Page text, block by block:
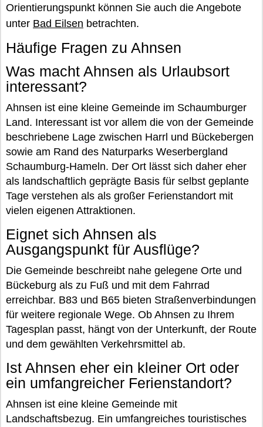
Orientierungspunkt können Sie auch die Angebote
unter Bad Eilsen betrachten.
Häufige Fragen zu Ahnsen
Was macht Ahnsen als Urlaubsort
interessant?
Ahnsen ist eine kleine Gemeinde im Schaumburger
Land. Interessant ist vor allem die von der Gemeinde
beschriebene Lage zwischen Harrl und Bückebergen
sowie am Rand des Naturparks Weserbergland
Schaumburg-Hameln. Der Ort lässt sich daher eher
als landschaftlich geprägte Basis für selbst geplante
Tage verstehen als als großer Ferienstandort mit
vielen eigenen Attraktionen.
Eignet sich Ahnsen als
Ausgangspunkt für Ausflüge?
Die Gemeinde beschreibt nahe gelegene Orte und
Bückeburg als zu Fuß und mit dem Fahrrad
erreichbar. B83 und B65 bieten Straßenverbindungen
für weitere regionale Wege. Ob Ahnsen zu Ihrem
Tagesplan passt, hängt von der Unterkunft, der Route
und dem gewählten Verkehrsmittel ab.
Ist Ahnsen eher ein kleiner Ort oder
ein umfangreicher Ferienstandort?
Ahnsen ist eine kleine Gemeinde mit
Landschaftsbezug. Ein umfangreiches touristisches